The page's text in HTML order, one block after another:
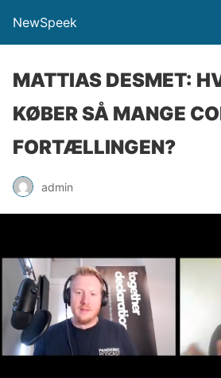
NewSpeek
MATTIAS DESMET:
KØBER SÅ MANGE
FORTÆLLINGEN?
admin